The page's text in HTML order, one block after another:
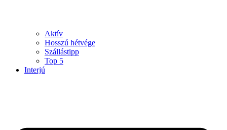
Aktív
Hosszú hétvége
Szállástipp
Top 5
Interjú